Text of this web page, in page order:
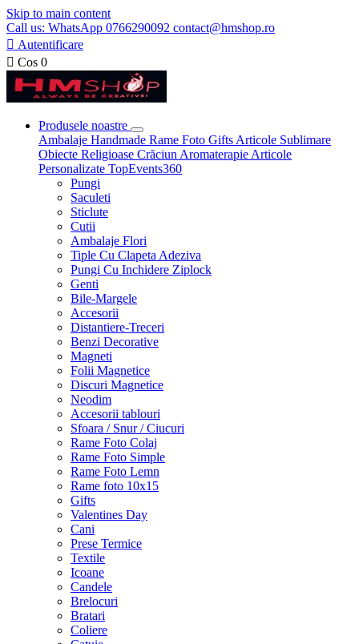
Skip to main content
Call us: WhatsApp 0766290092 contact@hmshop.ro
 Autentificare
 Cos 0
Produsele noastre
Ambalaje Handmade Rame Foto Gifts Articole Sublimare
Obiecte Religioase Crăciun Aromaterapie Articole
Personalizate TopEvents360
Pungi
Saculeti
Sticlute
Cutii
Ambalaje Flori
Tiple Cu Clapeta Adeziva
Pungi Cu Inchidere Ziplock
Genti
Bile-Margele
Accesorii
Distantiere-Treceri
Benzi Decorative
Magneti
Folii Magnetice
Discuri Magnetice
Neodim
Accesorii tablouri
Sfoara / Snur / Ciucuri
Rame Foto Colaj
Rame Foto Simple
Rame Foto Lemn
Rame foto 10x15
Gifts
Valentines Day
Cani
Prese Termice
Textile
Icoane
Candele
Brelocuri
Bratari
Coliere